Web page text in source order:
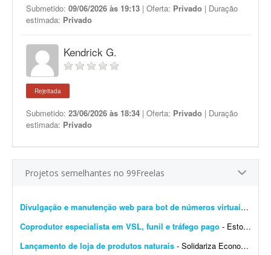
Submetido: 09/06/2026 às 19:13 | Oferta: Privado | Duração
estimada: Privado
Kendrick G.
Rejeitada
Submetido: 23/06/2026 às 18:34 | Oferta: Privado | Duração
estimada: Privado
Projetos semelhantes no 99Freelas
Divulgação e manutenção web para bot de números virtuais (Telegram e web)
Coprodutor especialista em VSL, funil e tráfego pago - Estou procurando um coprodutor com experiência comprovada em produtos digitais, que saiba estruturar e colocar para funcionar um funil de vendas completo - do anúncio até a comp...
Lançamento de loja de produtos naturais - Solidariza Economia solidária é um jeito diferente de produzir, vender, comprar e trocar o que é preciso para viver: sem explorar os outros, sem buscar vantagem indevida e sem...